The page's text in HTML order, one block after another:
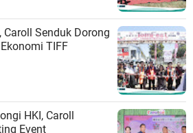
Senduk Dorong
TIFF
HKI, Caroll
Event